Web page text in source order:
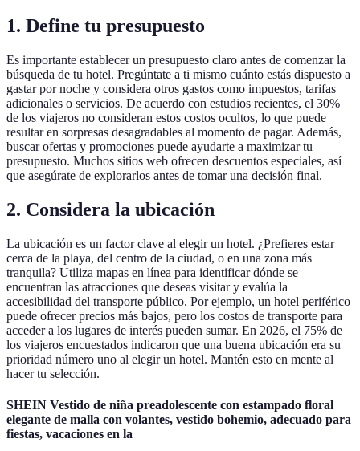
1. Define tu presupuesto
Es importante establecer un presupuesto claro antes de comenzar la
búsqueda de tu hotel. Pregúntate a ti mismo cuánto estás dispuesto a
gastar por noche y considera otros gastos como impuestos, tarifas
adicionales o servicios. De acuerdo con estudios recientes, el 30%
de los viajeros no consideran estos costos ocultos, lo que puede
resultar en sorpresas desagradables al momento de pagar. Además,
buscar ofertas y promociones puede ayudarte a maximizar tu
presupuesto. Muchos sitios web ofrecen descuentos especiales, así
que asegúrate de explorarlos antes de tomar una decisión final.
2. Considera la ubicación
La ubicación es un factor clave al elegir un hotel. ¿Prefieres estar
cerca de la playa, del centro de la ciudad, o en una zona más
tranquila? Utiliza mapas en línea para identificar dónde se
encuentran las atracciones que deseas visitar y evalúa la
accesibilidad del transporte público. Por ejemplo, un hotel periférico
puede ofrecer precios más bajos, pero los costos de transporte para
acceder a los lugares de interés pueden sumar. En 2026, el 75% de
los viajeros encuestados indicaron que una buena ubicación era su
prioridad número uno al elegir un hotel. Mantén esto en mente al
hacer tu selección.
SHEIN Vestido de niña preadolescente con estampado floral
elegante de malla con volantes, vestido bohemio, adecuado para
fiestas, vacaciones en la